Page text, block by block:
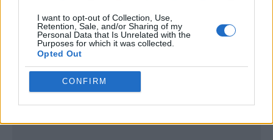
I want to opt-out of Collection, Use,
Retention, Sale, and/or Sharing of my
Personal Data that Is Unrelated with the
Purposes for which it was collected.
Opted Out
CONFIRM